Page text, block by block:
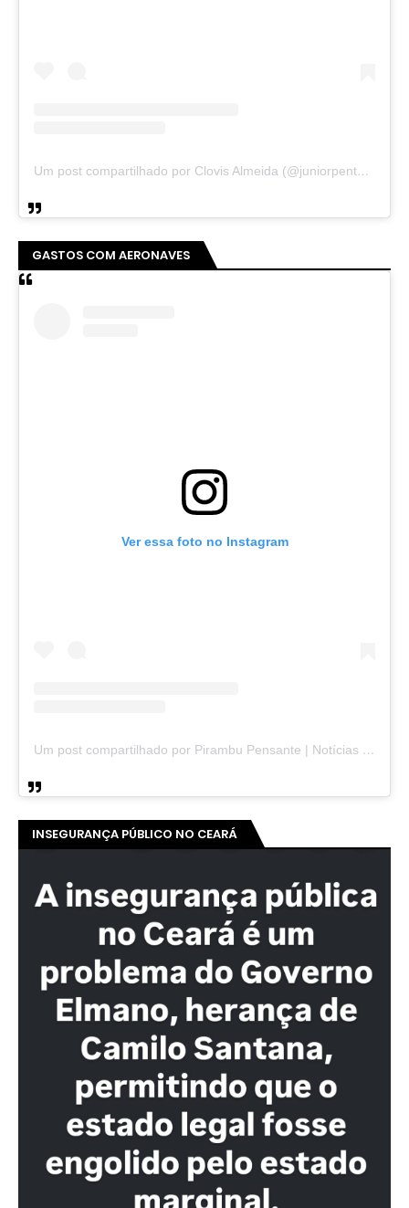
Um post compartilhado por Clovis Almeida (@juniorpentecoste01)
GASTOS COM AERONAVES
Ver essa foto no Instagram
Um post compartilhado por Pirambu Pensante | Notícias & Entretenimento (@pirambupensante)
INSEGURANÇA PÚBLICO NO CEARÁ